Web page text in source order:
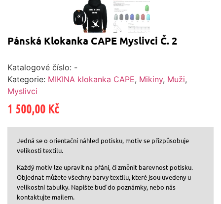
Pánská Klokanka CAPE Myslivci Č. 2
Katalogové číslo: -
Kategorie: MIKINA klokanka CAPE, Mikiny, Muži,
Myslivci
1 500,00 Kč
Jedná se o orientační náhled potisku, motiv se přizpůsobuje
velikosti textilu.
Každý motiv lze upravit na přání, či změnit barevnost potisku.
Objednat můžete všechny barvy textilu, které jsou uvedeny u
velikostní tabulky. Napište buď do poznámky, nebo nás
kontaktujte mailem.